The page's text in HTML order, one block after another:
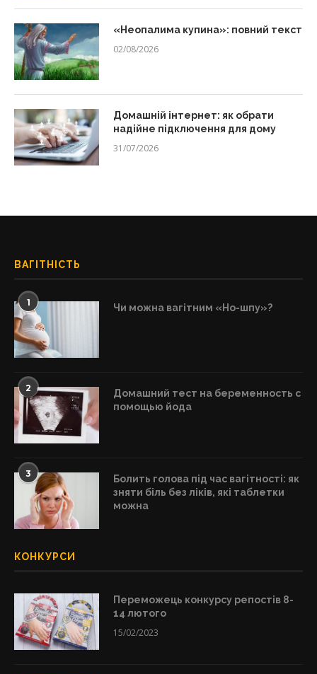
«Неопалима купина»: повний текст
02/08/2026
Домашній інтернет: як обрати
надійне підключення для дому
31/07/2026
ВАГІТНІСТЬ
1 Чи можна вагітним «Но-шпу»?
2
Домашний тест на беременность с
помощью йода
3
Болить голова під час вагітності: як
зняти біль без ліків, які таблетки
можна
КОНКУРСИ
Переможець конкурсу репостів 8-
14 лютого
15/02/2023